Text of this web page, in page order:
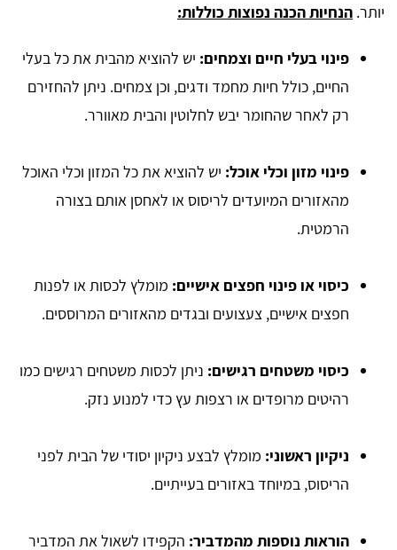
יותר. הנחיות הכנה נפוצות כוללות:
פינוי בעלי חיים וצמחים: יש להוציא מהבית את כל בעלי
החיים, כולל חיות מחמד ודגים, וכן צמחים. ניתן להחזירם
רק לאחר שהחומר יבש לחלוטין והבית מאוורר.
פינוי מזון וכלי אוכל: יש להוציא את כל המזון וכלי האוכל
מהאזורים המיועדים לריסוס או לאחסן אותם בצורה
הרמטית.
כיסוי או פינוי חפצים אישיים: מומלץ לכסות או לפנות
חפצים אישיים, צעצועים ובגדים מהאזורים המרוססים.
כיסוי משטחים רגישים: ניתן לכסות משטחים רגישים כמו
רהיטים מרופדים או רצפות עץ כדי למנוע נזק.
ניקיון ראשוני: מומלץ לבצע ניקיון יסודי של הבית לפני
הריסוס, במיוחד באזורים בעייתיים.
הוראות נוספות מהמדביר: הקפידו לשאול את המדביר